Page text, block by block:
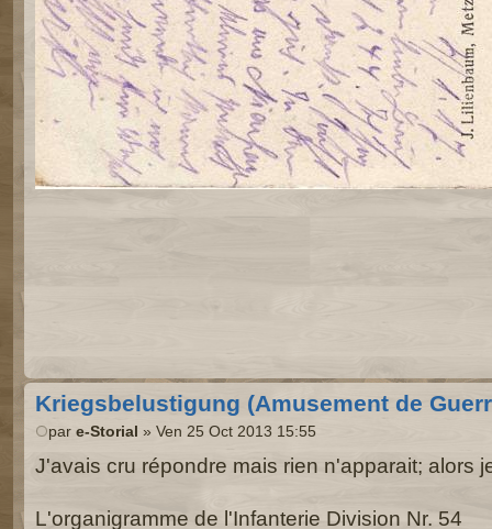
Kriegsbelustigung (Amusement de
par e-Storial » Ven 25 Oct 2013 15:55
J'avais cru répondre mais rien n'apparait; alors
L'organigramme de l'Infanterie Division Nr. 54